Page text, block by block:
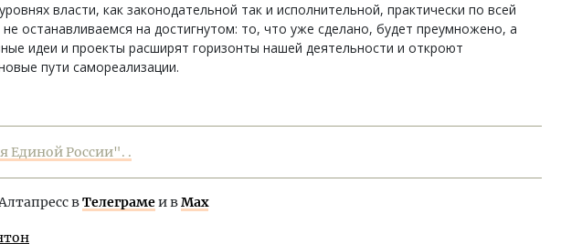
власти, как законодательной так и исполнительной, практически по всей
останавливаемся на достигнутом: то, что уже сделано, будет преумножено, а
идеи и проекты расширят горизонты нашей деятельности и откроют
пути самореализации.
Единой России". .
вТелеграмеи вMax